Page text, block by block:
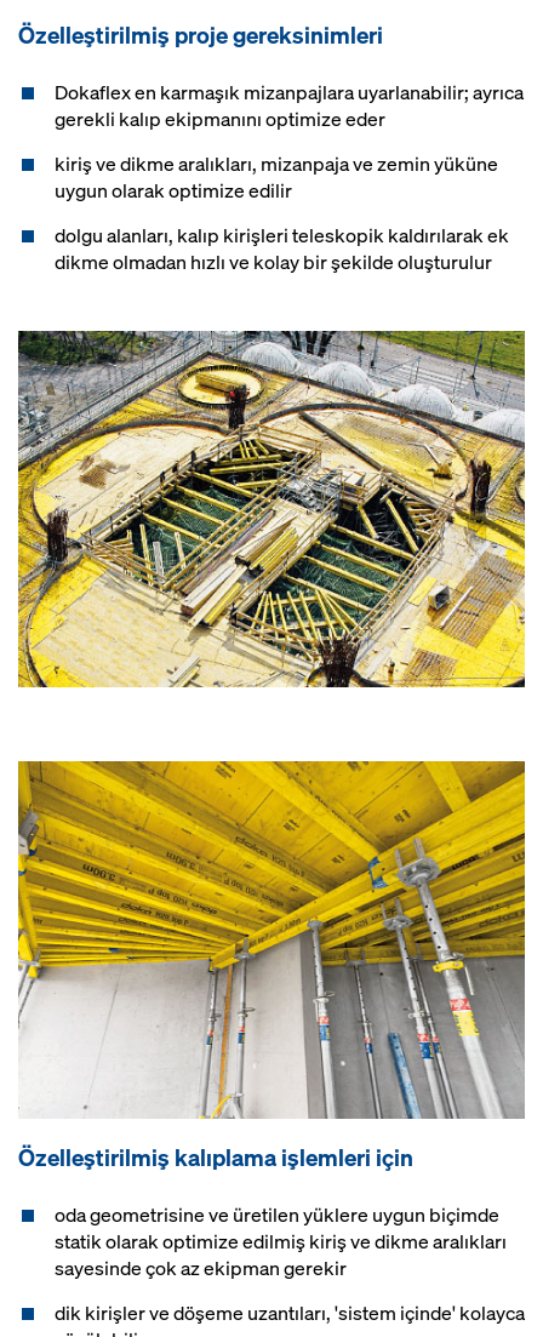
Özelleştirilmiş proje gereksinimleri
Dokaflex en karmaşık mizanpajlara uyarlanabilir; ayrıca
gerekli kalıp ekipmanını optimize eder
kiriş ve dikme aralıkları, mizanpaja ve zemin yüküne
uygun olarak optimize edilir
dolgu alanları, kalıp kirişleri teleskopik kaldırılarak ek
dikme olmadan hızlı ve kolay bir şekilde oluşturulur
Özelleştirilmiş kalıplama işlemleri için
oda geometrisine ve üretilen yüklere uygun biçimde
statik olarak optimize edilmiş kiriş ve dikme aralıkları
sayesinde çok az ekipman gerekir
dik kirişler ve döşeme uzantıları, 'sistem içinde' kolayca